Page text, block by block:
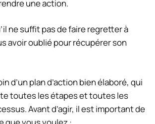
une action.
ne suffit pas de faire regretter à
avoir oublié pour récupérer son
d’un plan d’action bien élaboré, qui
toutes les étapes et toutes les
Avant d’agir, il est important de